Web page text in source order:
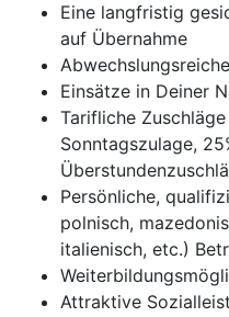
Eine langfristig
auf Übernahme
Einsätze in Deiner
Tarifliche
Sonntagszulage,
Persönliche,
polnisch,
italienisch, etc.)
Attraktive